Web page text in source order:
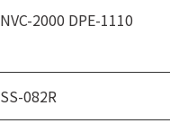
NVC-2000 DPE-1110
SS-082R